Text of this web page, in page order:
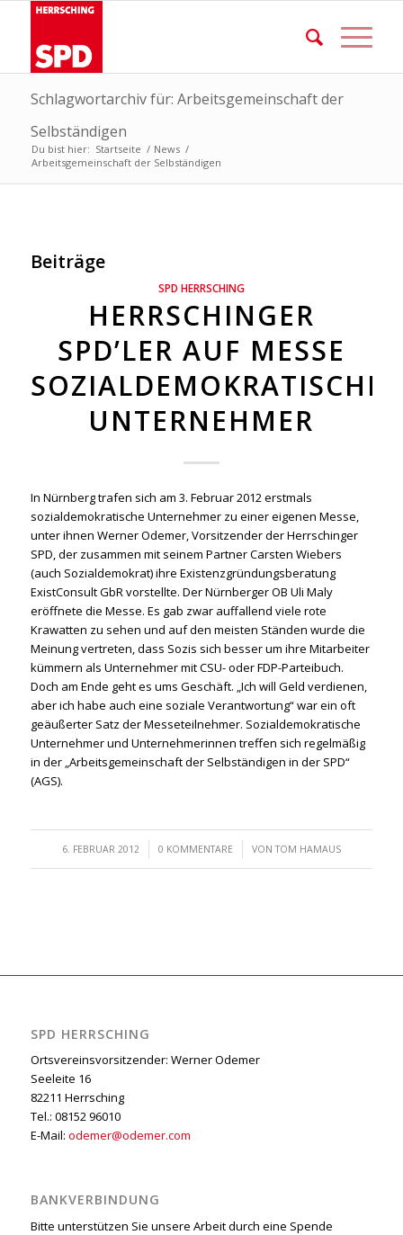
Schlagwortarchiv für: Arbeitsgemeinschaft der
Selbständigen
Du bist hier: Startseite / News /
Arbeitsgemeinschaft der Selbständigen
Beiträge
SPD HERRSCHING
HERRSCHINGER
SPD’LER AUF MESSE
SOZIALDEMOKRATISCHER
UNTERNEHMER
In Nürnberg trafen sich am 3. Februar 2012 erstmals
sozialdemokratische Unternehmer zu einer eigenen Messe,
unter ihnen Werner Odemer, Vorsitzender der Herrschinger
SPD, der zusammen mit seinem Partner Carsten Wiebers
(auch Sozialdemokrat) ihre Existenzgründungsberatung
ExistConsult GbR vorstellte. Der Nürnberger OB Uli Maly
eröffnete die Messe. Es gab zwar auffallend viele rote
Krawatten zu sehen und auf den meisten Ständen wurde die
Meinung vertreten, dass Sozis sich besser um ihre Mitarbeiter
kümmern als Unternehmer mit CSU- oder FDP-Parteibuch.
Doch am Ende geht es ums Geschäft. „Ich will Geld verdienen,
aber ich habe auch eine soziale Verantwortung“ war ein oft
geäußerter Satz der Messeteilnehmer. Sozialdemokratische
Unternehmer und Unternehmerinnen treffen sich regelmäßig
in der „Arbeitsgemeinschaft der Selbständigen in der SPD“
(AGS).
6. FEBRUAR 2012
/ 0 KOMMENTARE
/ VONTOM HAMAUS
SPD HERRSCHING
Ortsvereinsvorsitzender: Werner Odemer
Seeleite 16
82211 Herrsching
Tel.: 08152 96010
E-Mail: odemer@odemer.com
BANKVERBINDUNG
Bitte unterstützen Sie unsere Arbeit durch eine Spende